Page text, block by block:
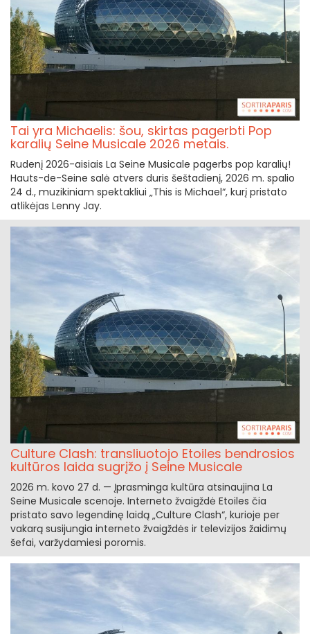
Tai yra Michaelis: šou, skirtas pagerbti Pop
karalių Seine Musicale 2026 metais.
Rudenį 2026-aisiais La Seine Musicale pagerbs pop karalių!
Hauts-de-Seine salė atvers duris šeštadienį, 2026 m. spalio
24 d., muzikiniam spektakliui „This is Michael“, kurį pristato
atlikėjas Lenny Jay.
Culture Clash: transliuotojo Etoiles bendrosios
kultūros laida sugrįžo į Seine Musicale
2026 m. kovo 27 d. — Įprasminga kultūra atsinaujina La
Seine Musicale scenoje. Interneto žvaigždė Etoiles čia
pristato savo legendinę laidą „Culture Clash“, kurioje per
vakarą susijungia interneto žvaigždės ir televizijos žaidimų
šefai, varžydamiesi poromis.